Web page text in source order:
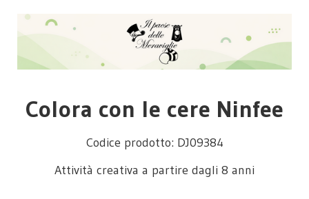
Colora con le cere Ninfee
Codice prodotto: DJ09384
Attività creativa a partire dagli 8 anni